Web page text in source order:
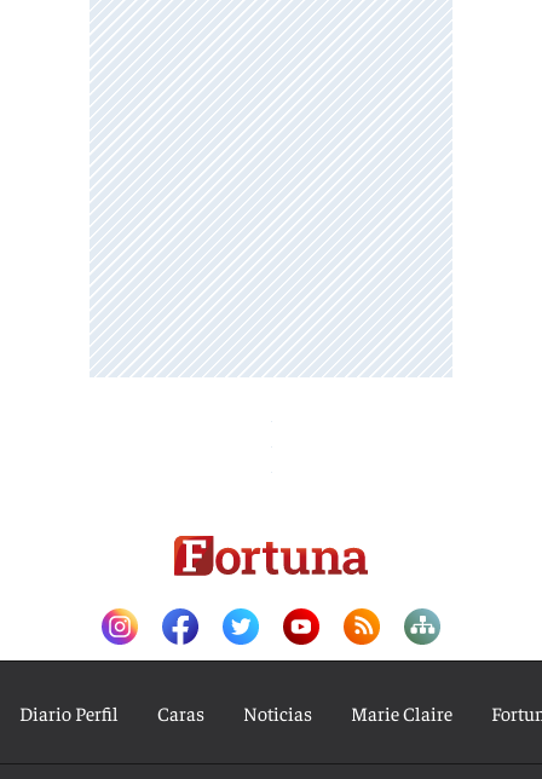
Diario Perfil Caras Noticias Marie Claire